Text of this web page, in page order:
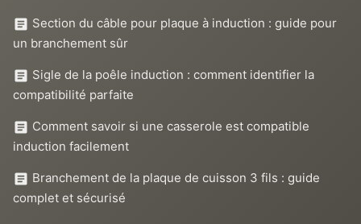
Section du câble pour plaque à induction : guide pour
un branchement sûr
Sigle de la poêle induction : comment identifier la
compatibilité parfaite
Comment savoir si une casserole est compatible
induction facilement
Branchement de la plaque de cuisson 3 fils : guide
complet et sécurisé